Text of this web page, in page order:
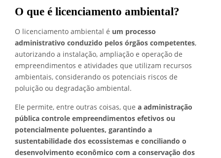
O que é licenciamento ambiental?
O licenciamento ambiental é um processo
administrativo conduzido pelos órgãos competentes,
autorizando a instalação, ampliação e operação de
empreendimentos e atividades que utilizam recursos
ambientais, considerando os potenciais riscos de
poluição ou degradação ambiental.
Ele permite, entre outras coisas, que a administração
pública controle empreendimentos efetivos ou
potencialmente poluentes, garantindo a
sustentabilidade dos ecossistemas e conciliando o
desenvolvimento econômico com a conservação dos